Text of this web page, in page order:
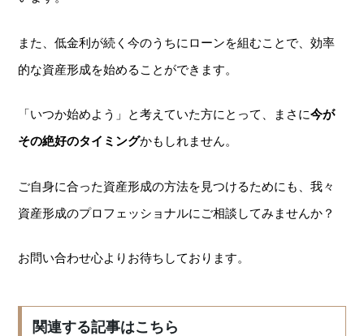
また、低金利が続く今のうちにローンを組むことで、効率
的な資産形成を始めることができます。
「いつか始めよう」と考えていた方にとって、まさに今が
その絶好のタイミングかもしれません。
ご自身に合った資産形成の方法を見つけるためにも、我々
資産形成のプロフェッショナルにご相談してみませんか？
お問い合わせ心よりお待ちしております。
関連する記事はこちら